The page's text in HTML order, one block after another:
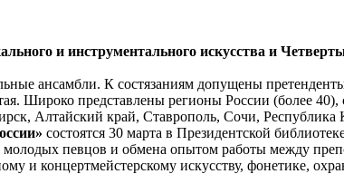
и инструментального искусства и
ансамбли. К состязаниям допущены претенденты
Широко представлены регионы России (более
Алтайский край, Ставрополь, Сочи,
состоятся 30 марта в Президентской
певцов и обмена опытом работы между
и концертмейстерскому искусству, фонетике,